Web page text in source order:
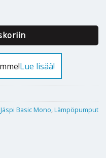
8kW määrä
Lue lisää!
Jäspi Basic Mono,Lämpöpumput